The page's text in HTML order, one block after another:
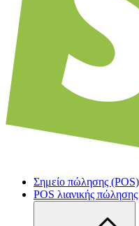
Σημείο πώλησης (POS)
POS λιανικής πώλησης